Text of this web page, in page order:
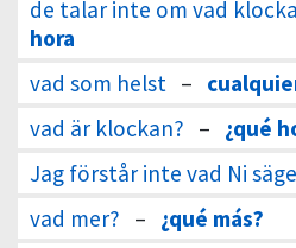
de talar inte om vad
hora
vad som helst –
vad är klockan? – ¿qué
Jag förstår inte vad Ni
vad mer? – ¿qué más?